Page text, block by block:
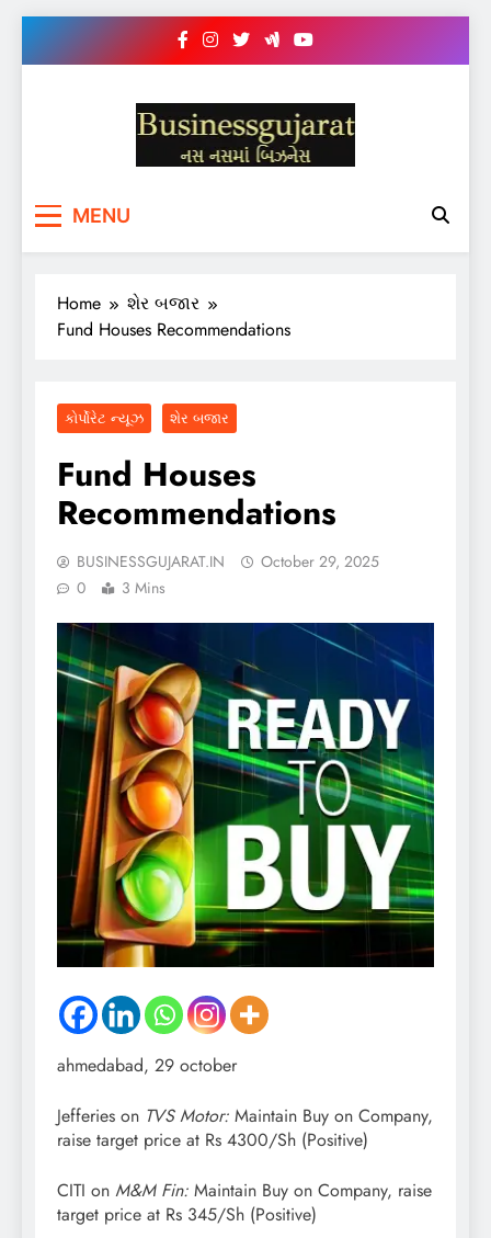
BUSINESS GUJARAT
MENU
Home
શેર બજાર
Fund Houses Recommendations
કોર્પોરેટ ન્યૂઝ શેર બજાર
Fund Houses
Recommendations
BUSINESSGUJARAT.IN
October 29, 2025
0
3 Mins
ahmedabad, 29 october
Jefferies on TVS Motor: Maintain Buy on Company,
raise target price at Rs 4300/Sh (Positive)
CITI on M&M Fin: Maintain Buy on Company, raise
target price at Rs 345/Sh (Positive)